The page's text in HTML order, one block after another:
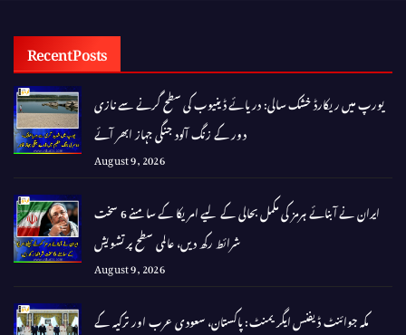
Recent Posts
یورپ میں ریکارڈ خشک سالی: دریائے ڈینیوب کی سطح گرنے سے نازی
دور کے زنگ آلود جنگی جہاز ابھر آئے
August 9, 2026
ایران نے آبنائے ہرمز کی مکمل بحالی کے لیے امریکا کے سامنے 6 سخت
شرائط رکھ دیں، عالمی سطح پر تشویش
August 9, 2026
مکہ جوائنٹ ڈیفنس ایگریمنٹ: پاکستان، سعودی عرب اور ترکیہ کے